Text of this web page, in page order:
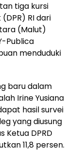
tiga kursi
RI dari
(Malut)
Publica
menduduki
baru dalam
Irine Yusiana
hasil survei
yang diusung
Ketua DPRD
11,8 persen.